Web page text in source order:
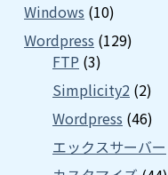
Windows (10)
Wordpress (129)
FTP (3)
Simplicity2 (2)
Wordpress (46)
エックスサーバー